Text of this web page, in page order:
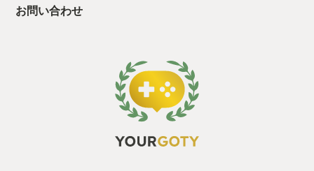
だ。その基礎の上に私は横たわりエンタメを貪っていた。許し
てほしいとは言わないが、許してほしい。 「Assemble with
にゲーという言葉が生まれたり、2010年代後半からは武器防具
を拾い集め徐々に戦えるフィールドも狭くなり自ずと熾烈な戦
いとなるバトロワ系という新たなルールが生まれた。他にも例
を挙げればキリが無いほど流行は生まれてきた……2025年はど
うだっただろうか？Switch2発売、モンハン新作発売、サイレ
その裏で隠れたゲームの流行はご存知か？ はて。隠れた流
お問い合わせ